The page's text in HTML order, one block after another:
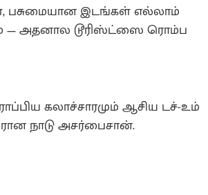
பசுமையான இடங்கள் எல்லாம்
— அதனால டூரிஸ்ட்ஸை ரொம்ப
கலாச்சாரமும் ஆசிய டச்-உம்
நாடு அசர்பைசான்.